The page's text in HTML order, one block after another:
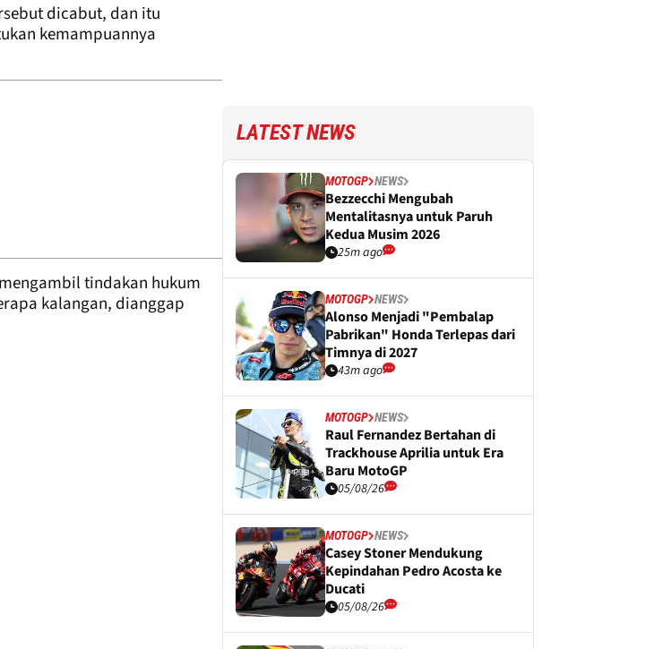
dicabut, dan itu
kemampuannya
tindakan hukum
kalangan, dianggap
LATEST NEWS
MOTOGP NEWS
Bezzecchi Mengubah
Mentalitasnya untuk Paruh
Kedua Musim 2026
25m ago
MOTOGP NEWS
Alonso Menjadi "Pembalap
Pabrikan" Honda Terlepas dari
Timnya di 2027
43m ago
MOTOGP NEWS
Raul Fernandez Bertahan di
Trackhouse Aprilia untuk Era
Baru MotoGP
05/08/26
MOTOGP NEWS
Casey Stoner Mendukung
Kepindahan Pedro Acosta ke
Ducati
05/08/26